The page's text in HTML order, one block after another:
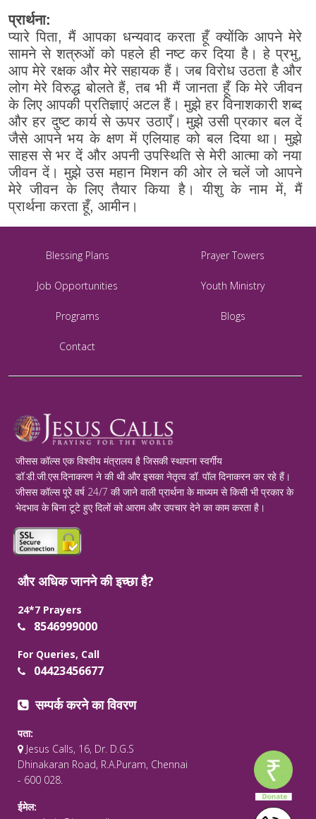
प्रार्थना:
प्यारे पिता, मैं आपका धन्यवाद करता हूँ क्योंकि आपने मेरे
सामने से शत्रुओं को पहले ही नष्ट कर दिया है। हे प्रभु,
आप मेरे रक्षक और मेरे सहायक हैं। जब विरोध उठता है और
लोग मेरे विरुद्ध बोलते हैं, तब भी मैं जानता हूँ कि मेरे जीवन
के लिए आपकी प्रतिज्ञाएं अटल हैं। मुझे हर विनाशकारी शब्द
और हर दुष्ट कार्य से ऊपर उठाएँ। मुझे उसी प्रकार बल दें
जैसे आपने भय के क्षण में एलियाह को बल दिया था। मुझे
साहस से भर दें और अपनी उपस्थिति से मेरी आत्मा को नया
जीवन दें। मुझे उस महान मिशन की ओर ले चलें जो आपने
मेरे जीवन के लिए तैयार किया है। यीशु के नाम में, मैं
प्रार्थना करता हूँ, आमीन।
Blessing Plans Prayer Towers
Job Opportunities Youth Ministry
Programs Blogs
Contact
जीसस कॉल्स एक विश्वीय मंत्रालय है जिसकी स्थापना स्वर्गीय
डॉ.डी.जी.एस.दिनाकरण ने की थी और इसका नेतृत्व डॉ. पॉल दिनाकरन कर रहे हैं।
जीसस कॉल्स पूरे वर्ष 24/7 की जाने वाली प्रार्थना के माध्यम से किसी भी प्रकार के
भेदभाव के बिना टूटे हुए दिलों को आराम और उपचार देने का काम करता है।
और अधिक जानने की इच्छा है?
24*7 Prayers
8546999000
For Queries, Call
04423456677
सम्पर्क करने का विवरण
पता:
Jesus Calls, 16, Dr. D.G.S
Dhinakaran Road, R.A.Puram, Chennai
- 600 028.
ईमेल: